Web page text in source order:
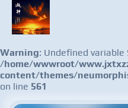
Warning: Undefined variable
/home/wwwroot/
content/themes/
on line 561